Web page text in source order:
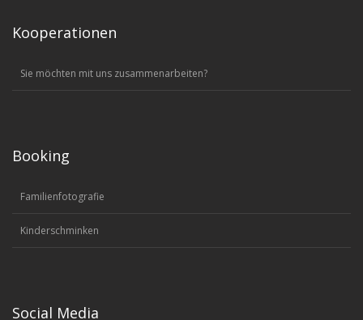
Kooperationen
Sie möchten mit uns zusammenarbeiten?
Booking
Familienfotografie
Kinderschminken
Social Media